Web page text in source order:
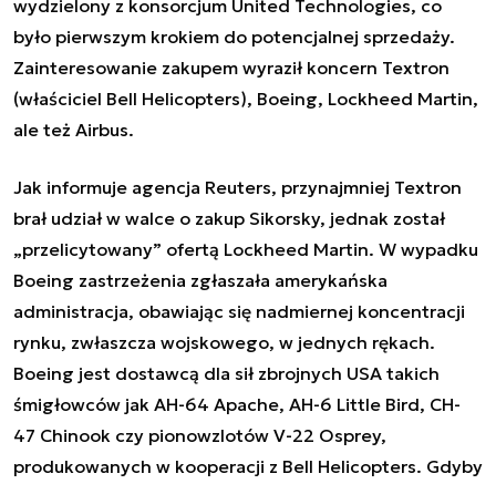
wydzielony z konsorcjum United Technologies, co
było pierwszym krokiem do potencjalnej sprzedaży.
Zainteresowanie zakupem wyraził koncern Textron
(właściciel Bell Helicopters), Boeing, Lockheed Martin,
ale też Airbus.
Jak informuje agencja Reuters, przynajmniej Textron
brał udział w walce o zakup Sikorsky, jednak został
„przelicytowany” ofertą Lockheed Martin. W wypadku
Boeing zastrzeżenia zgłaszała amerykańska
administracja, obawiając się nadmiernej koncentracji
rynku, zwłaszcza wojskowego, w jednych rękach.
Boeing jest dostawcą dla sił zbrojnych USA takich
śmigłowców jak AH-64 Apache, AH-6 Little Bird, CH-
47 Chinook czy pionowzlotów V-22 Osprey,
produkowanych w kooperacji z Bell Helicopters. Gdyby